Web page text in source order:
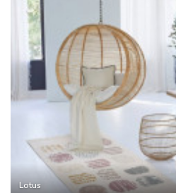
Lotus